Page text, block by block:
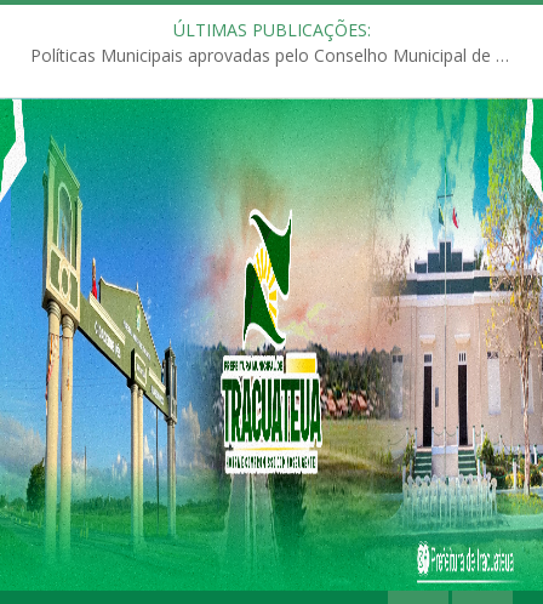
ÚLTIMAS PUBLICAÇÕES:
Políticas Municipais aprovadas pelo Conselho Municipal de Educação (CME)